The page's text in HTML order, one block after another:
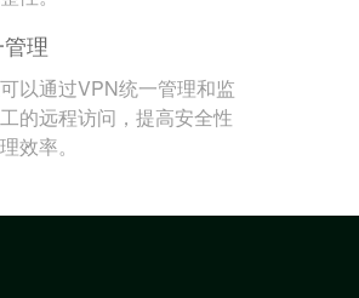
理
以通过VPN统一管理和监
的远程访问，提高安全性
效率。